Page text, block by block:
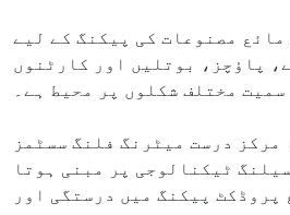
مصنوعات کی پیکنگ کے لیے
پاؤچز، بوتلیں اور کارٹنوں
سمیت مختلف شکلوں پر محیط ہے۔
مرکز درست میٹرنگ فلنگ سسٹمز
ٹیکنالوجی پر مبنی ہوتا
پروڈکٹ پیکنگ میں درستگی اور